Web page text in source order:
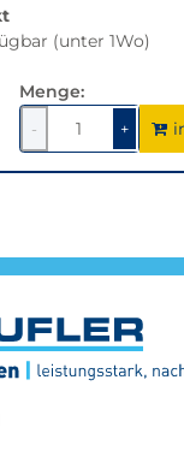
(unter 1Wo)
Menge:
-
1
verringern
+1um
1